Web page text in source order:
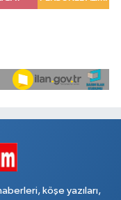
köşe yazıları,